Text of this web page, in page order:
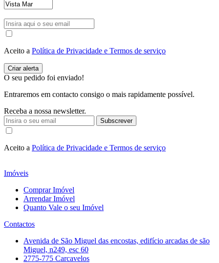
Aceito a Política de Privacidade e Termos de serviço
O seu pedido foi enviado!
Entraremos em contacto consigo o mais rapidamente possível.
Receba a nossa newsletter.
Subscrever
Aceito a Política de Privacidade e Termos de serviço
Imóveis
Comprar Imóvel
Arrendar Imóvel
Quanto Vale o seu Imóvel
Contactos
Avenida de São Miguel das encostas, edifício arcadas de são
Miguel, n249, esc 60
2775-775 Carcavelos